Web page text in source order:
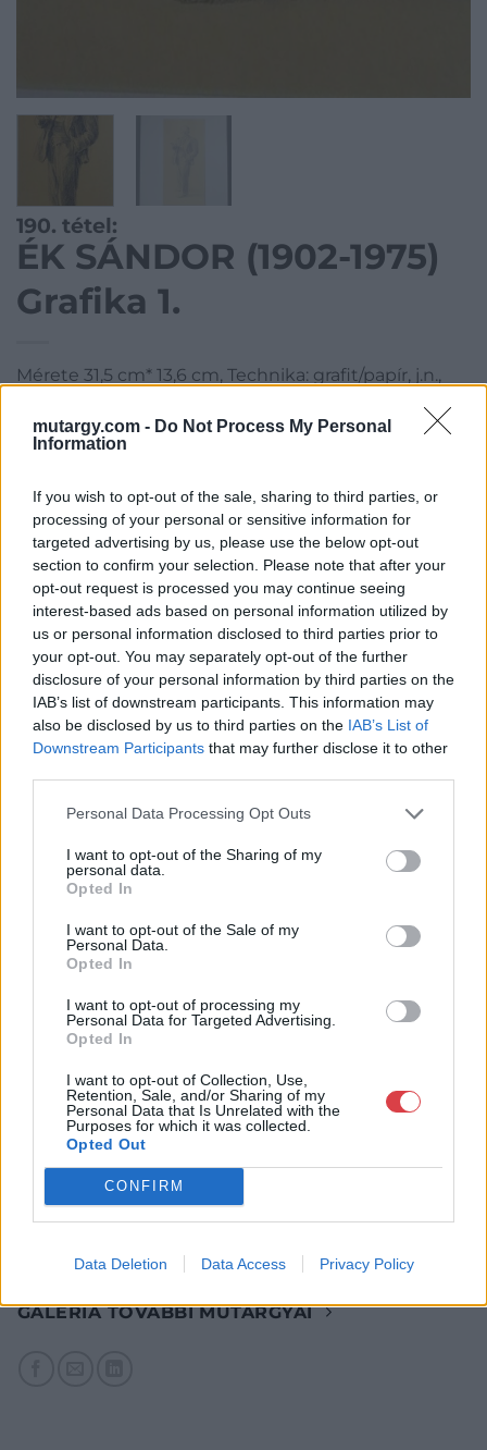
mutargy.com - Do Not Process My Personal
Information
If you wish to opt-out of the sale, sharing to third parties, or
processing of your personal or sensitive information for
targeted advertising by us, please use the below opt-out
section to confirm your selection. Please note that after your
opt-out request is processed you may continue seeing
interest-based ads based on personal information utilized by
us or personal information disclosed to third parties prior to
your opt-out. You may separately opt-out of the further
disclosure of your personal information by third parties on the
IAB’s list of downstream participants. This information may
also be disclosed by us to third parties on the IAB’s List of
Downstream Participants that may further disclose it to other
Personal Data Processing Opt Outs
I want to opt-out of the Sharing of my
personal data.
Opted In
I want to opt-out of the Sale of my
Personal Data.
Opted In
I want to opt-out of processing my
Personal Data for Targeted Advertising.
Opted In
I want to opt-out of Collection, Use,
Retention, Sale, and/or Sharing of my
Personal Data that Is Unrelated with the
Purposes for which it was collected.
Opted Out
CONFIRM
Data Deletion Data Access Privacy Policy
190. tétel:
ÉK SÁNDOR (1902-1975)
Grafika 1.
Mérete 31,5 cm* 13,6 cm, Technika: grafit/papír, j.n.,
Kategória:Festmény, grafika
Aukció adatai
Aukció neve:
II. Online Aukció 2019.04.29. - 05.12. Festmény,
grafika, műtárgy
Aukció dátuma: 2019.05.12
Aukció ideje: 20:00
Aukció helye:https://www.amordelarte.hu/aukciok/
Eladó adatai
Aukciósház
Telefon: 06202391066
http://www.amordelarte.hu
Bemutatkozás: A cég főtevékenysége minden olyan
tevékenység, mely kapcsolatban áll a festmények és műtárgyak
adás-vételével, bizományosi értékesítésével, festmények
értékbecslésével és online aukciók szervezésével és
lebonyolításával. A weboldalon elérhetőek a cég által kínált
vegyen a cég online aukcióin.
GALÉRIA TOVÁBBI MŰTÁRGYAI